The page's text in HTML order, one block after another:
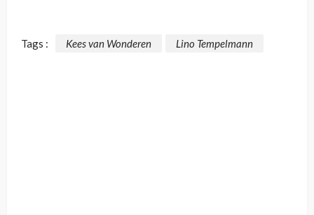
Tags : Kees van Wonderen Lino Tempelmann